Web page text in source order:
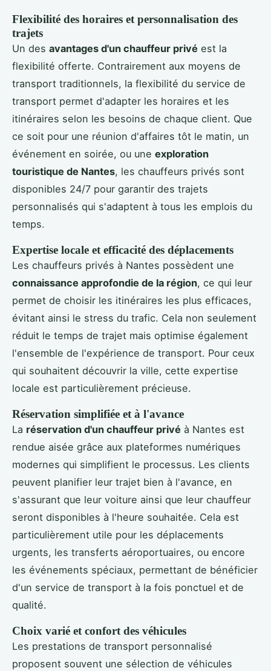
Flexibilité des horaires et personnalisation des
trajets
Un des avantages d'un chauffeur privé est la
flexibilité offerte. Contrairement aux moyens de
transport traditionnels, la flexibilité du service de
transport permet d'adapter les horaires et les
itinéraires selon les besoins de chaque client. Que
ce soit pour une réunion d'affaires tôt le matin, un
événement en soirée, ou une exploration
touristique de Nantes, les chauffeurs privés sont
disponibles 24/7 pour garantir des trajets
personnalisés qui s'adaptent à tous les emplois du
temps.
Expertise locale et efficacité des déplacements
Les chauffeurs privés à Nantes possèdent une
connaissance approfondie de la région, ce qui leur
permet de choisir les itinéraires les plus efficaces,
évitant ainsi le stress du trafic. Cela non seulement
réduit le temps de trajet mais optimise également
l'ensemble de l'expérience de transport. Pour ceux
qui souhaitent découvrir la ville, cette expertise
locale est particulièrement précieuse.
Réservation simplifiée et à l'avance
La réservation d'un chauffeur privé à Nantes est
rendue aisée grâce aux plateformes numériques
modernes qui simplifient le processus. Les clients
peuvent planifier leur trajet bien à l'avance, en
s'assurant que leur voiture ainsi que leur chauffeur
seront disponibles à l'heure souhaitée. Cela est
particulièrement utile pour les déplacements
urgents, les transferts aéroportuaires, ou encore
les événements spéciaux, permettant de bénéficier
d'un service de transport à la fois ponctuel et de
qualité.
Choix varié et confort des véhicules
Les prestations de transport personnalisé
proposent souvent une sélection de véhicules